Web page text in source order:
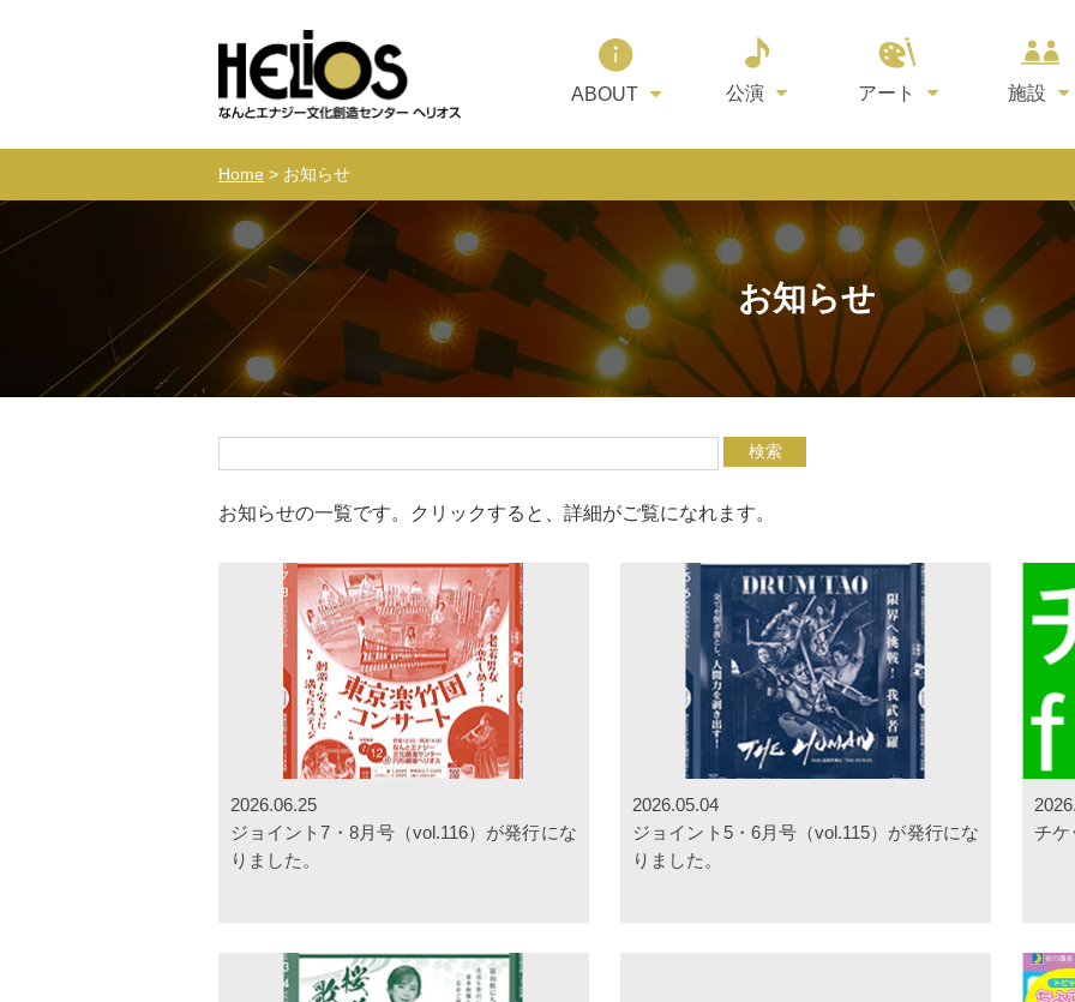
ABOUT 公演 アート 施設
Home > お知らせ
お知らせ
お知らせの一覧です。クリックすると、詳細がご覧になれます。
2026.06.25
ジョイント7・8月号（vol.116）が発行にな
りました。
2026.05.04
ジョイント5・6月号（vol.115）が発行にな
りました。
チケ